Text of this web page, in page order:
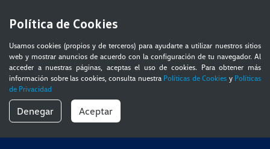
Política de Cookies
Usamos cookies (propios y de terceros) para ayudarte a utilizar nuestros sitios
web y mostrar anuncios de acuerdo con la configuración de tu navegador. Al
acceder a nuestras páginas, aceptas el uso de cookies. Para obtener más
información sobre las cookies, consulta nuestra Políticas de Cookies y Políticas
de Privacidad
Aceptar
Denegar